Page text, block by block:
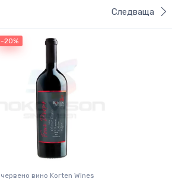
Следваща
-20%
червено вино Korten Wines